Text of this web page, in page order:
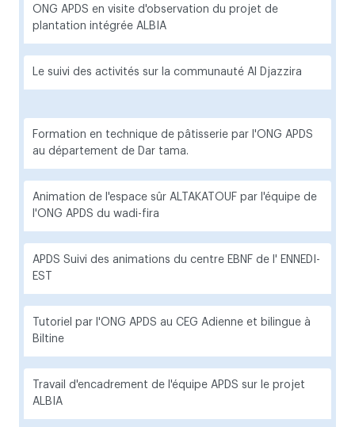
ONG APDS en visite d'observation du projet de
plantation intégrée ALBIA
Le suivi des activités sur la communauté Al Djazzira
Formation en technique de pâtisserie par l'ONG APDS
au département de Dar tama.
Animation de l'espace sûr ALTAKATOUF par l'équipe de
l'ONG APDS du wadi-fira
APDS Suivi des animations du centre EBNF de l' ENNEDI-
EST
Tutoriel par l'ONG APDS au CEG Adienne et bilingue à
Biltine
Travail d'encadrement de l'équipe APDS sur le projet
ALBIA